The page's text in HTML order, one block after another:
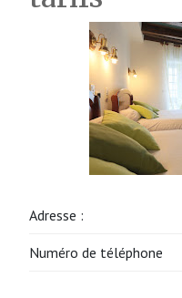
Adresse :
Numéro de téléphone